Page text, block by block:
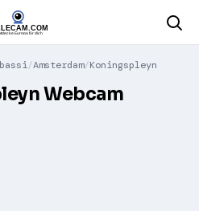
Amsterdam Koningspleyn
Webcam